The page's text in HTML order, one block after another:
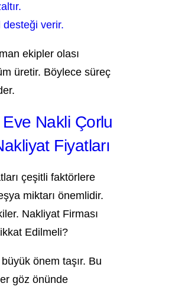
verir.
ekipler olası
üretir. Böylece süreç
Nakli Çorlu
Fiyatları
çeşitli faktörlere
miktarı önemlidir.
Nakliyat Firması
Edilmeli?
önem taşır. Bu
göz önünde